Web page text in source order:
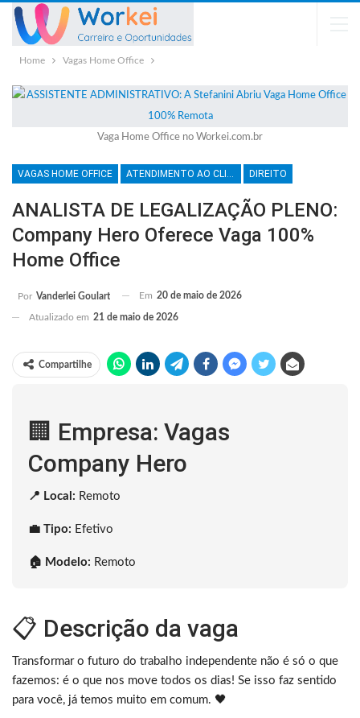
Home Vagas Home Office
Vaga Home Office no Workei.com.br
VAGAS HOME OFFICE ATENDIMENTO AO CLIENTE DIREITO
ANALISTA DE LEGALIZAÇÃO PLENO:
Company Hero Oferece Vaga 100%
Home Office
Por Vanderlei Goulart Em 20 de maio de 2026
Atualizado em 21 de maio de 2026
Compartilhe
🏢 Empresa: Vagas
Company Hero
📍 Local: Remoto
💼 Tipo: Efetivo
🏠 Modelo: Remoto
📋 Descrição da vaga
Transformar o futuro do trabalho independente não é só o que
fazemos: é o que nos move todos os dias! Se isso faz sentido
para você, já temos muito em comum. 🖤